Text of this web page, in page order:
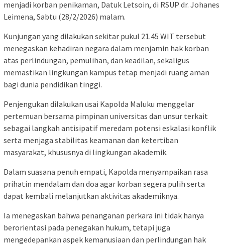
menjadi korban penikaman, Datuk Letsoin, di RSUP dr. Johanes
Leimena, Sabtu (28/2/2026) malam.
Kunjungan yang dilakukan sekitar pukul 21.45 WIT tersebut
menegaskan kehadiran negara dalam menjamin hak korban
atas perlindungan, pemulihan, dan keadilan, sekaligus
memastikan lingkungan kampus tetap menjadi ruang aman
bagi dunia pendidikan tinggi.
Penjengukan dilakukan usai Kapolda Maluku menggelar
pertemuan bersama pimpinan universitas dan unsur terkait
sebagai langkah antisipatif meredam potensi eskalasi konflik
serta menjaga stabilitas keamanan dan ketertiban
masyarakat, khususnya di lingkungan akademik.
Dalam suasana penuh empati, Kapolda menyampaikan rasa
prihatin mendalam dan doa agar korban segera pulih serta
dapat kembali melanjutkan aktivitas akademiknya.
Ia menegaskan bahwa penanganan perkara ini tidak hanya
berorientasi pada penegakan hukum, tetapi juga
mengedepankan aspek kemanusiaan dan perlindungan hak